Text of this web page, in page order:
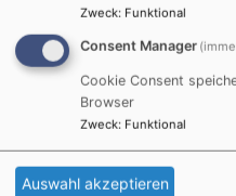
Nach 2 Jahren Baustelle
die Maßnahme zur
erfolgreich
Bis dahin war offen, ob
früher Klosterkirche
erhalten können oder
Zweck: Funktional
Consent Manager
Cookie Consent
Browser
Zweck: Funktional
Auswahl akzeptieren